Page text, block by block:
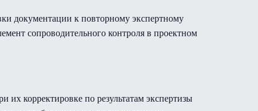
документации к повторному экспертному
сопроводительного контроля в проектном
их корректировке по результатам экспертизы